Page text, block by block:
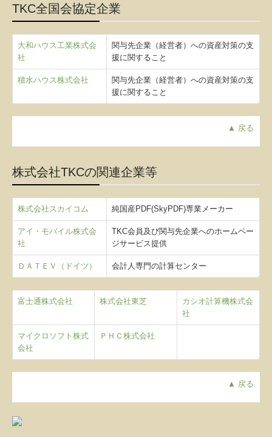
TKC全国会協定企業
大和ハウス工業株式会
社
関与先企業（経営者）への資産対策の支
援に関すること
積水ハウス株式会社
関与先企業（経営者）への資産対策の支
援に関すること
▲ 戻る
株式会社TKCの関連企業等
株式会社スカイコム 純国産PDF(SkyPDF)専業メーカー
アイ・モバイル株式会
社
TKC会員及び関与先企業へのホームペー
ジサービス提供
ＤＡＴＥＶ（ドイツ） 会計人専門の計算センター
富士通株式会社 株式会社東芝
カシオ計算機株式会
社
マイクロソフト株式
会社
ＰＨＣ株式会社
▲ 戻る